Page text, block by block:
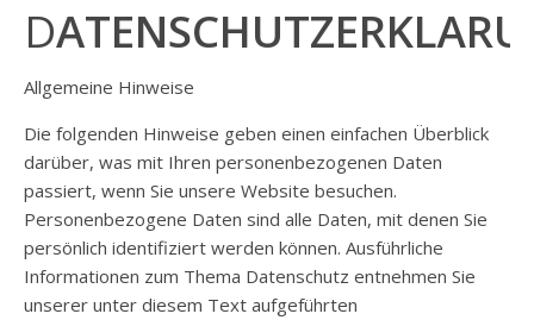
Allgemeine Hinweise
Die folgenden Hinweise geben einen einfachen Überblick
darüber, was mit Ihren personenbezogenen Daten
passiert, wenn Sie unsere Website besuchen.
Personenbezogene Daten sind alle Daten, mit denen Sie
persönlich identifiziert werden können. Ausführliche
Informationen zum Thema Datenschutz entnehmen Sie
unserer unter diesem Text aufgeführten